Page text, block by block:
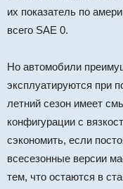
их показатель по
всего SAE 0.
Но автомобили
эксплуатируются при
летний сезон имеет
конфигурации с
сэкономить, если
всесезонные версии
тем, что остаются в